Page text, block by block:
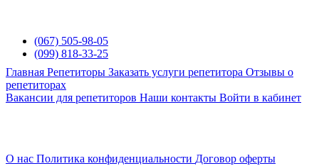
(067) 505-98-05
(099) 818-33-25
Главная Репетиторы Заказать услуги репетитора Отзывы о
репетиторах
Вакансии для репетиторов Наши контакты Войти в кабинет
О нас Политика конфиденциальности Договор оферты